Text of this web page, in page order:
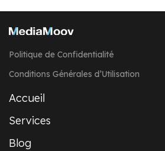
Politique de Confidentialité
Conditions Générales d’Utilisation
Accueil
Services
Blog